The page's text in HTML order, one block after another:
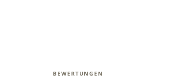
BEWERTUNGEN